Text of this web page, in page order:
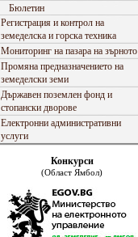
Бюлетин
Регистрация и контрол на
земеделска и горска техника
Мониторинг на пазара на зърното
Промяна предназначението на
земеделски земи
Държавен поземлен фонд и
стопански дворове
Електронни административни
услуги
Конкурси
(Област Ямбол)